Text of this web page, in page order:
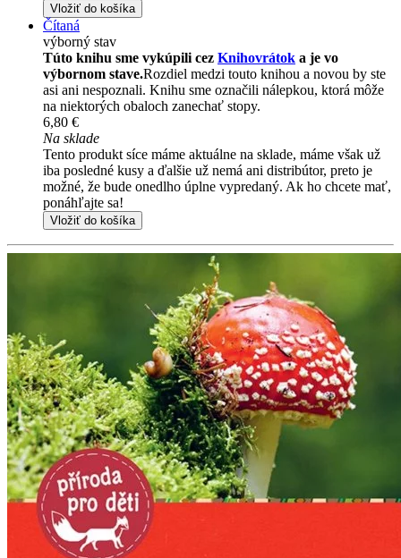
Vložiť do košíka
Čítaná
výborný stav
Túto knihu sme vykúpili cez Knihovrátok a je vo
výbornom stave.Rozdiel medzi touto knihou a novou by ste
asi ani nespoznali. Knihu sme označili nálepkou, ktorá môže
na niektorých obaloch zanechať stopy.
6,80 €
Na sklade
Tento produkt síce máme aktuálne na sklade, máme však už
iba posledné kusy a ďalšie už nemá ani distribútor, preto je
možné, že bude onedlho úplne vypredaný. Ak ho chcete mať,
ponáhľajte sa!
Vložiť do košíka